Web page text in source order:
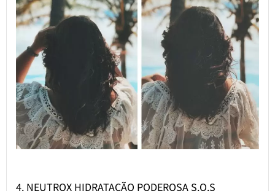
4. NEUTROX HIDRATAÇÃO PODEROSA S.O.S